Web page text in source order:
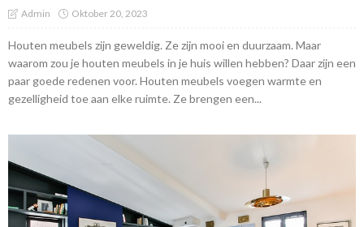
Admin Oktober 20, 2023
Houten meubels zijn geweldig. Ze zijn mooi en duurzaam. Maar
waarom zou je houten meubels in je huis willen hebben? Daar zijn een
paar goede redenen voor. Houten meubels voegen warmte en
gezelligheid toe aan elke ruimte. Ze brengen een...